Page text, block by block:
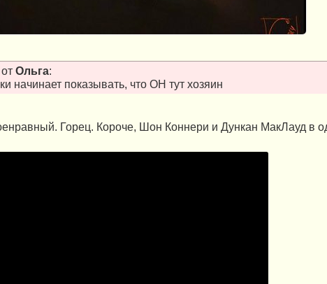
Ольга:
начинает показывать, что ОН тут хозяин
Горец. Короче, Шон Коннери и Дункан МакЛауд в